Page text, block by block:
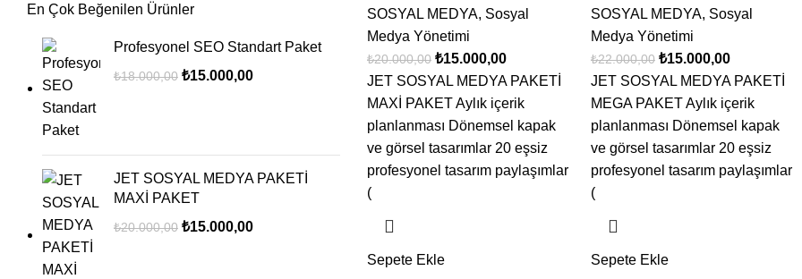
En Çok Beğenilen Ürünler
Profesyonel SEO Standart Paket
₺18.000,00 ₺15.000,00
JET SOSYAL MEDYA PAKETİ
MAXİ PAKET
₺20.000,00 ₺15.000,00
SOSYAL MEDYA, Sosyal
Medya Yönetimi
₺20.000,00 ₺15.000,00
JET SOSYAL MEDYA PAKETİ
MAXİ PAKET Aylık içerik
planlanması Dönemsel kapak
ve görsel tasarımlar 20 eşsiz
profesyonel tasarım paylaşımlar
(
Sepete Ekle
SOSYAL MEDYA, Sosyal
Medya Yönetimi
₺22.000,00 ₺15.000,00
JET SOSYAL MEDYA PAKETİ
MEGA PAKET Aylık içerik
planlanması Dönemsel kapak
ve görsel tasarımlar 20 eşsiz
profesyonel tasarım paylaşımlar
(
Sepete Ekle